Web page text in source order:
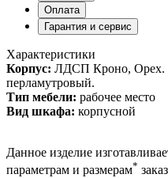
Оплата
Гарантия и сервис
Характеристики
Корпус: ЛДСП Кроно, Орех.
перламутровый.
Тип мебели: рабочее место
Вид шкафа: корпусной
Данное изделие
параметрам и размерам*